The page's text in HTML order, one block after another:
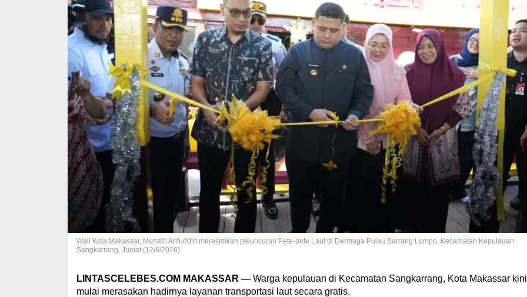
Wali Kota Makassar, Munafri Arifuddin meresmikan peluncuran Pete-pete Laut di Dermaga Pulau Barrang Lompo, Kecamatan Kepulauan
Sangkarrang, Jumat (12/6/2026)
LINTASCELEBES.COM MAKASSAR —Warga kepulauan di Kecamatan Sangkarrang, Kota Makassar kini
mulai merasakan hadirnya layanan transportasi laut secara gratis.